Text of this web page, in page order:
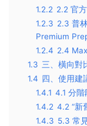
1.2.2 2.2 官
1.2.3 2.3 普
Premium
1.2.4 2.4
1.3 三、橫向對
1.4 四、使用建
1.4.1 4.1 分階
1.4.2 4.2 “新
1.4.3 5.3 常